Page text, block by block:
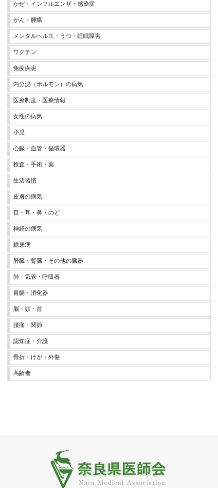
かぜ・インフルエンザ・感染症
がん・腫瘍
メンタルヘルス・うつ・睡眠障害
ワクチン
免疫疾患
内分泌（ホルモン）の病気
医療制度・医療情報
女性の病気
小児
心臓・血管・循環器
検査・手術・薬
生活習慣
皮膚の病気
目・耳・鼻・のど
神経の病気
糖尿病
肝臓・腎臓・その他の臓器
肺・気管・呼吸器
胃腸・消化器
脳・頭・首
腰痛・関節
認知症・介護
骨折・けが・外傷
高齢者